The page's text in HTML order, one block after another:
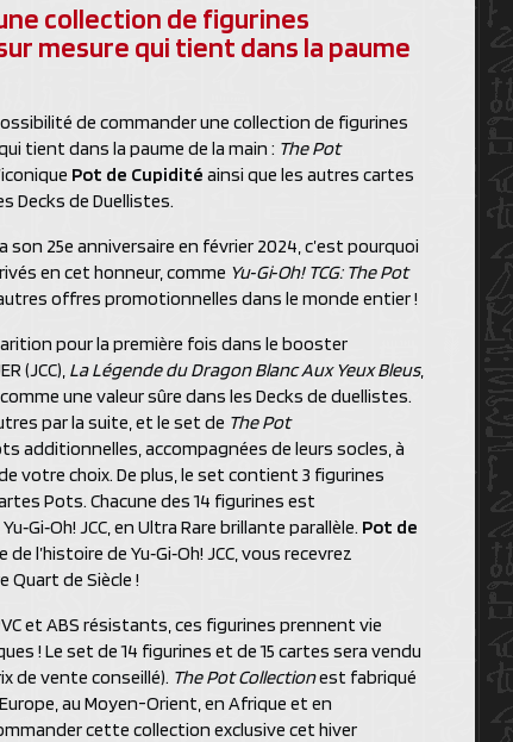
collection de figurines
mesure qui tient dans la paume
de commander une collection de figurines
tient dans la paume de la main : The Pot
Pot de Cupidité ainsi que les autres cartes
Decks de Duellistes.
son 25e anniversaire en février 2024, c’est pourquoi
en cet honneur, comme Yu‑Gi‑Oh! TCG: The Pot
offres promotionnelles dans le monde entier !
pour la première fois dans le booster
(JCC), La Légende du Dragon Blanc Aux Yeux Bleus,
une valeur sûre dans les Decks de duellistes.
par la suite, et le set de The Pot
additionnelles, accompagnées de leurs socles, à
votre choix. De plus, le set contient 3 figurines
Pots. Chacune des 14 figurines est
JCC, en Ultra Rare brillante parallèle. Pot de
l’histoire de Yu‑Gi‑Oh! JCC, vous recevrez
Quart de Siècle !
et ABS résistants, ces figurines prennent vie
! Le set de 14 figurines et de 15 cartes sera vendu
de vente conseillé). The Pot Collectionest fabriqué
au Moyen-Orient, en Afrique et en
cette collection exclusive cet hiver